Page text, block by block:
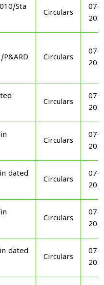
Sta
Circulars
07-
Circulars
07-
Circulars
07-
Circulars
07-
dated
Circulars
07-
Circulars
07-
dated
Circulars
07-